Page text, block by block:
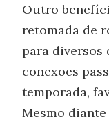
Outro
retomada de
para diversos
conexões
temporada,
Mesmo